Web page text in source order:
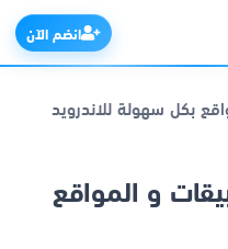
انضم الآن
و المواقع